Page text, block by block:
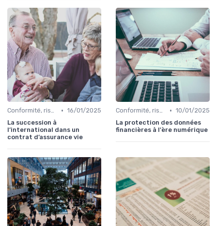
Conformité, risques & réglementation • 16/01/2025
La succession à
l’international dans un
contrat d’assurance vie
Conformité, risques & réglementation • 10/01/2025
La protection des données
financières à l'ère numérique